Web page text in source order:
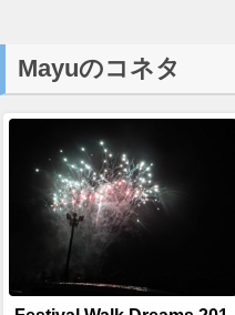
Mayuのコネタ